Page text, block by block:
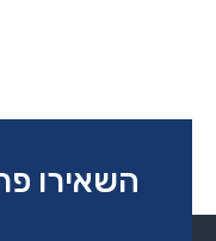
השאירו